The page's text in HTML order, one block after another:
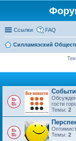
Ссылки FAQ
Силламяэский
гости
Темы: 2
Темы: 2